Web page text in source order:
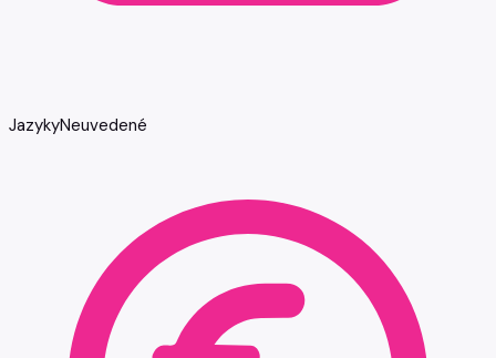
JazykyNeuvedené